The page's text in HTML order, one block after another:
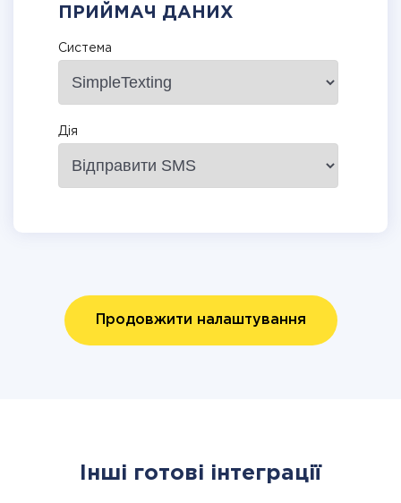
ПРИЙМАЧ ДАНИХ
Система
Дія
Продовжити налаштування
Інші готові інтеграції